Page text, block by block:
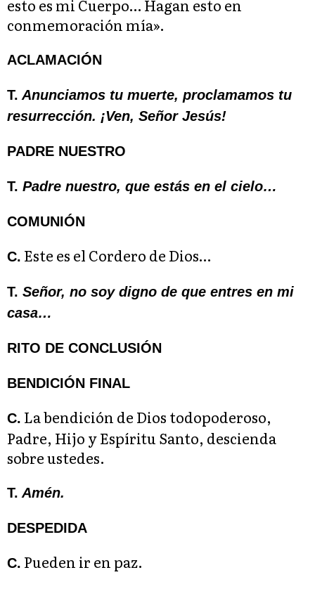
esto es mi Cuerpo… Hagan esto en
conmemoración mía».
ACLAMACIÓN
T. Anunciamos tu muerte, proclamamos tu
resurrección. ¡Ven, Señor Jesús!
PADRE NUESTRO
T. Padre nuestro, que estás en el cielo…
COMUNIÓN
C. Este es el Cordero de Dios…
T. Señor, no soy digno de que entres en mi
casa…
RITO DE CONCLUSIÓN
BENDICIÓN FINAL
C. La bendición de Dios todopoderoso,
Padre, Hijo y Espíritu Santo, descienda
sobre ustedes.
T. Amén.
DESPEDIDA
C. Pueden ir en paz.